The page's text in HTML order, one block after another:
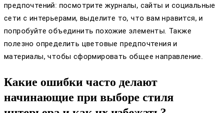
предпочтений: посмотрите журналы, сайты и социальные
сети с интерьерами, выделите то, что вам нравится, и
попробуйте объединить похожие элементы. Также
полезно определить цветовые предпочтения и
материалы, чтобы сформировать общее направление.
Какие ошибки часто делают
начинающие при выборе стиля